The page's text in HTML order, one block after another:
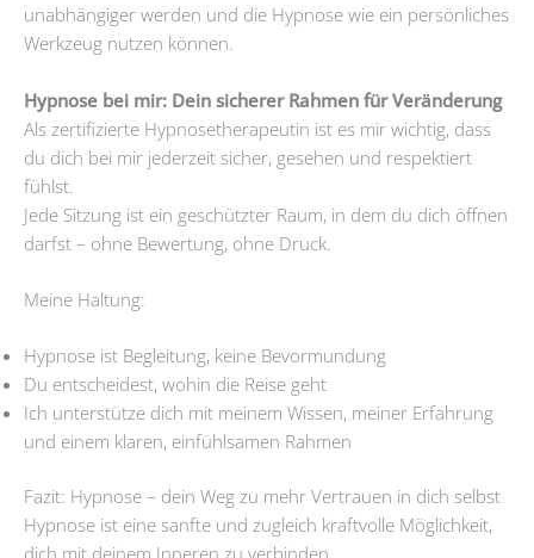
unabhängiger werden und die Hypnose wie ein persönliches
Werkzeug nutzen können.
Hypnose bei mir: Dein sicherer Rahmen für Veränderung
Als zertifizierte Hypnosetherapeutin ist es mir wichtig, dass
du dich bei mir jederzeit sicher, gesehen und respektiert
fühlst.
Jede Sitzung ist ein geschützter Raum, in dem du dich öffnen
darfst – ohne Bewertung, ohne Druck.
Meine Haltung:
Hypnose ist Begleitung, keine Bevormundung
Du entscheidest, wohin die Reise geht
Ich unterstütze dich mit meinem Wissen, meiner Erfahrung
und einem klaren, einfühlsamen Rahmen
Fazit: Hypnose – dein Weg zu mehr Vertrauen in dich selbst
Hypnose ist eine sanfte und zugleich kraftvolle Möglichkeit,